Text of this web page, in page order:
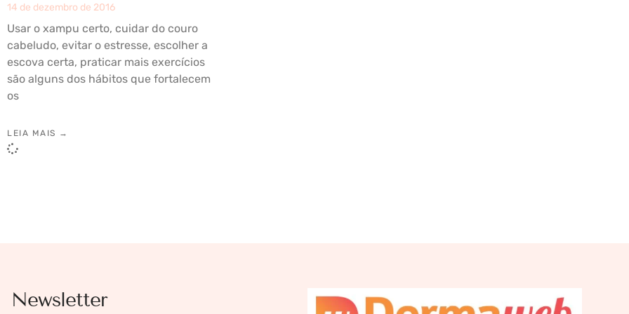
14 de dezembro de 2016
Usar o xampu certo, cuidar do couro
cabeludo, evitar o estresse, escolher a
escova certa, praticar mais exercícios
são alguns dos hábitos que fortalecem
os
LEIA MAIS →
Newsletter